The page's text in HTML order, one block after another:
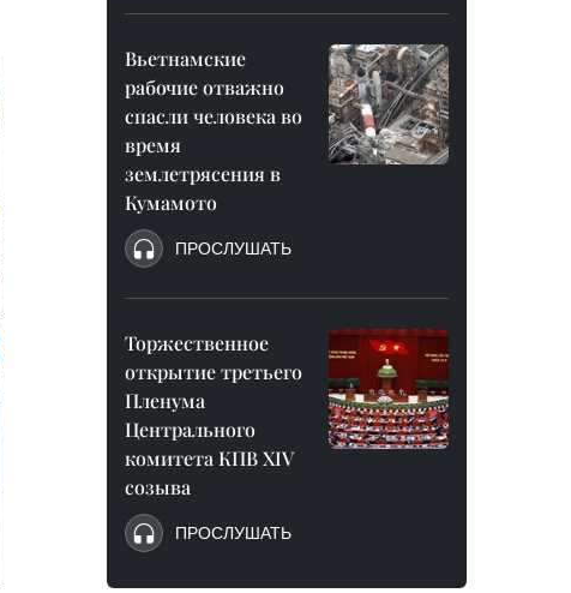
Вьетнамские
рабочие отважно
спасли человека во
время
землетрясения в
Кумамото
ПРОСЛУШАТЬ
Торжественное
открытие третьего
Пленума
Центрального
комитета КПВ XIV
созыва
ПРОСЛУШАТЬ